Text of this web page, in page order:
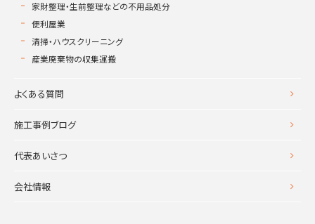
家財整理・生前整理などの不用品処分
便利屋業
清掃・ハウスクリーニング
産業廃棄物の収集運搬
よくある質問
施工事例ブログ
代表あいさつ
会社情報